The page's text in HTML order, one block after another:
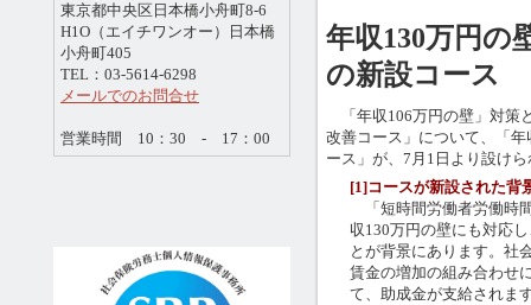
年収130万円の
の新設コース
「年収106万円の壁」対策
改善コース」について、「
ース」が、7月1日より設け
[1]コースが新設された背
「短時間労働者労働時
収130万円の壁にも対応
とが背景にあります。社
賃金の増加の組み合わせ
て、助成金が支給されま
東京都中央区日本橋小舟町8-6
H1O（エイチワンオー）日本橋
小舟町405
TEL：03-5614-6298
メールでのお問合せ
営業時間 10：30 - 17：00